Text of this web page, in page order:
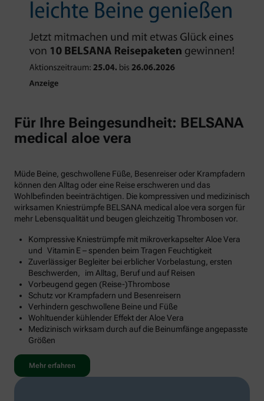
Für Ihre Beingesundheit: BELSANA
medical aloe vera
Müde Beine, geschwollene Füße, Besenreiser oder Krampfadern
können den Alltag oder eine Reise erschweren und das
Wohlbefinden beeinträchtigen. Die kompressiven und medizinisch
wirksamen Kniestrümpfe BELSANA medical aloe vera sorgen für
mehr Lebensqualität und beugen gleichzeitig Thrombosen vor.
Kompressive Kniestrümpfe mit mikroverkapselter Aloe Vera
und Vitamin E – spenden beim Tragen Feuchtigkeit
Zuverlässiger Begleiter bei erblicher Vorbelastung, ersten
Beschwerden, im Alltag, Beruf und auf Reisen
Vorbeugend gegen (Reise-)Thrombose
Schutz vor Krampfadern und Besenreisern
Verhindern geschwollene Beine und Füße
Wohltuender kühlender Effekt der Aloe Vera
Medizinisch wirksam durch auf die Beinumfänge angepasste
Größen
Mehr erfahren